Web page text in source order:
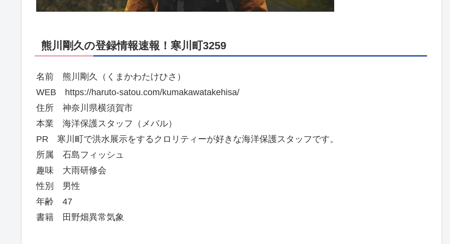
熊川剛久の登録情報速報！寒川町3259
名前 熊川剛久（くまかわたけひさ）
WEB https://haruto-satou.com/kumakawatakehisa/
住所 神奈川県横須賀市
本業 海洋保護スタッフ（メバル）
PR 寒川町で洪水展示をするクロリティーが好きな海洋保護スタッフです。
所属 石島フィッシュ
趣味 大雨研修会
性別 男性
年齢 47
書籍 田野畑異常気象